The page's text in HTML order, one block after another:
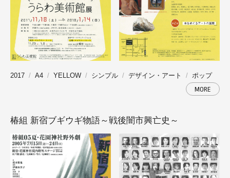
2017 A4 YELLOW シンプル デザイン・アート
ポップ
MORE
椿組 新宿ブギウギ物語～戦後闇市興亡史～